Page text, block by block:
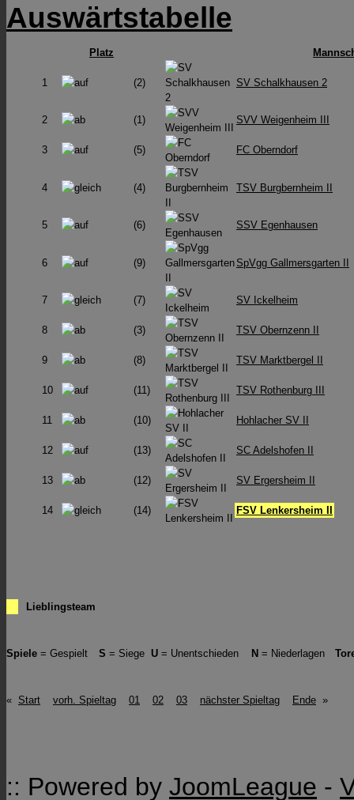
Auswärtstabelle
Platz
1 (2) SV Schalkhausen 2
2 (1) SVV Weigenheim III
3 (5) FC Oberndorf
4 (4) TSV Burgbernheim II
5 (6) SSV Egenhausen
6 (9) SpVgg Gallmersgarten II
7 (7) SV Ickelheim
8 (3) TSV Obernzenn II
9 (8) TSV Marktbergel II
10 (11) TSV Rothenburg III
11 (10) Hohlacher SV II
12 (13) SC Adelshofen II
13 (12) SV Ergersheim II
14 (14) FSV Lenkersheim II
Lieblingsteam
Spiele = Gespielt S = Siege U = Unentschieden N = Niederlagen
« Start vorh. Spieltag 01 02 03 nächster Spieltag Ende »
:: Powered by JoomLeague -